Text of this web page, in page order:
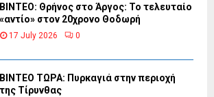
ΒΙΝΤΕΟ: Θρήνος στο Άργος: Το τελευταίο
«αντίο» στον 20χρονο Θοδωρή
17 July 2026 0
ΒΙΝΤΕΟ ΤΩΡΑ: Πυρκαγιά στην περιοχή
της Τίρυνθας